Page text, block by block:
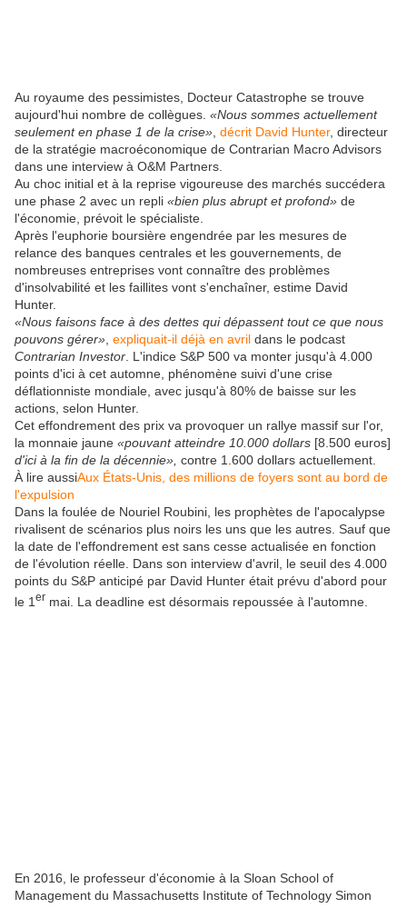
Au royaume des pessimistes, Docteur Catastrophe se trouve
aujourd'hui nombre de collègues. «Nous sommes actuellement
seulement en phase 1 de la crise» décrit David Hunter, directeur
de la stratégie macroéconomique de Contrarian Macro Advisors
dans une interview à O&M Partners.
Au choc initial et à la reprise vigoureuse des marchés succédera
une phase 2 avec un repli «bien plus abrupt et profond» de
l'économie, prévoit le spécialiste.
Après l'euphorie boursière engendrée par les mesures de
relance des banques centrales et les gouvernements, de
nombreuses entreprises vont connaître des problèmes
d'insolvabilité et les faillites vont s'enchaîner, estime David
Hunter.
«Nous faisons face à des dettes qui dépassent tout ce que nous
pouvons gérer» expliquait-il déjà en avril dans le podcast
Contrarian Investor . L'indice S&P 500 va monter jusqu'à 4.000
points d'ici à cet automne, phénomène suivi d'une crise
déflationniste mondiale, avec jusqu'à 80% de baisse sur les
actions, selon Hunter.
Cet effondrement des prix va provoquer un rallye massif sur l'or,
la monnaie jaune «pouvant atteindre 10.000 dollars [8.500 euros]
d'ici à la fin de la décennie», contre 1.600 dollars actuellement.
À lire aussiAux États-Unis, des millions de foyers sont au bord de
l'expulsion
Dans la foulée de Nouriel Roubini, les prophètes de l'apocalypse
rivalisent de scénarios plus noirs les uns que les autres. Sauf que
la date de l'effondrement est sans cesse actualisée en fonction
de l'évolution réelle. Dans son interview d'avril, le seuil des 4.000
points du S&P anticipé par David Hunter était prévu d'abord pour
le 1 er mai. La deadline est désormais repoussée à l'automne.
En 2016, le professeur d'économie à la Sloan School of
Management du Massachusetts Institute of Technology Simon